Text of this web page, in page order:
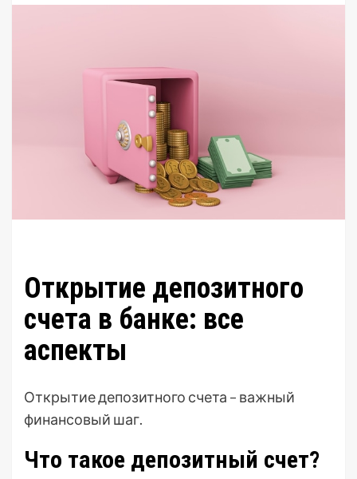
Открытие депозитного
счета в банке: все
аспекты
Открытие депозитного счета – важный
финансовый шаг.
Что такое депозитный счет?